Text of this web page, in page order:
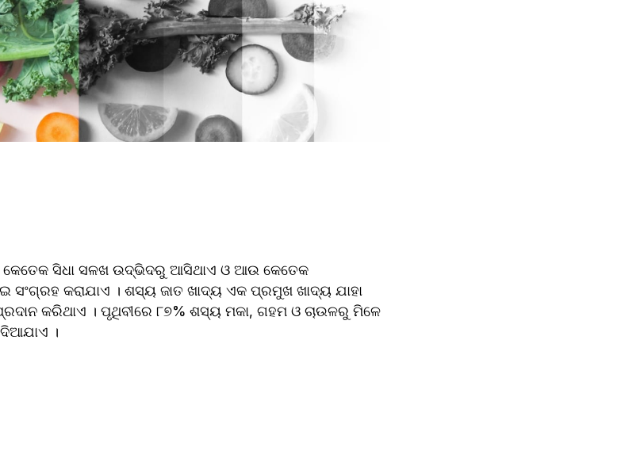
କେତେକ ସିଧା ସଳଖ ଉଦ୍ଭିଦରୁ ଆସିଥାଏ ଓ ଆଉ କେତେକ
ସଂଗ୍ରହ କରାଯାଏ । ଶସ୍ୟ ଜାତ ଖାଦ୍ୟ ଏକ ପ୍ରମୁଖ ଖାଦ୍ୟ ଯାହା
। ପୃଥିବୀରେ ୮୭% ଶସ୍ୟ ମକା, ଗ‌ହମ ଓ ଚାଉଳରୁ ମିଳେ
।